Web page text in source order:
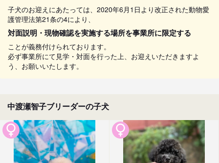
子犬のお迎えにあたっては、2020年6月1日より改正された動物愛
護管理法第21条の4により、
対面説明・現物確認を実施する場所を事業所に限定する
ことが義務付けられております。
必ず事業所にて見学・対面を行った上、お迎えいただきますよ
う、お願いいたします。
中渡瀬智子ブリーダーの子犬